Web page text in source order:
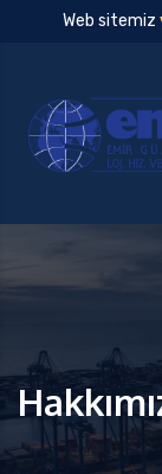
Web sitemiz